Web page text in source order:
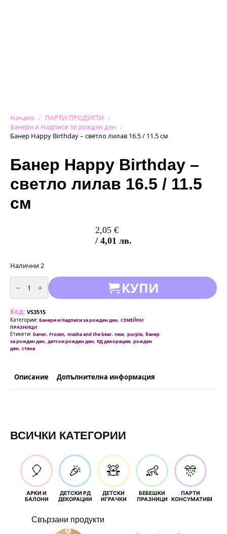
Начало
ПАРТИ ПРОДУКТИ
Банери и Надписи за рожден ден
Банер Happy Birthday – светло лилав 16.5 / 11.5 см
Банер Happy Birthday –
светло лилав 16.5 / 11.5
см
2,05 €
/ 4,01 лв.
Налични 2
количество
за
Банер
Happy
-
светло
лилав
16.5
/
11.5
см
КУПИ
Код: VS3515
Категории: Банери и Надписи за рожден ден, СЕМЕЙНИ
ПРАЗНИЦИ
Етикети: baner, Frozen, masha and the bear, new, purple, банер
за рожден ден, детски рожден ден, РД декорации, рожден
ден, стена
Описание Допълнителна информация
ВСИЧКИ КАТЕГОРИИ
🎈
АРКИ И
БАЛОНИ
🎉
ДЕТСКИ РД
ДЕКОРАЦИИ
🧸
ДЕТСКИ
ИГРАЧКИ
👶
БЕБЕШКИ
ПРАЗНИЦИ
🎊
ПАРТИ
КОНСУМАТИВИ
Свързани продукти